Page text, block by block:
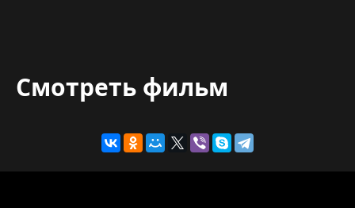
Смотреть фильм